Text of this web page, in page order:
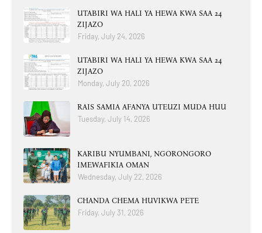
UTABIRI WA HALI YA HEWA KWA SAA 24
ZIJAZO
Friday, July 24, 2026
UTABIRI WA HALI YA HEWA KWA SAA 24
ZIJAZO
Monday, July 20, 2026
RAIS SAMIA AFANYA UTEUZI MUDA HUU
Tuesday, July 14, 2026
KARIBU NYUMBANI, NGORONGORO
IMEWAFIKIA OMAN
Wednesday, July 22, 2026
CHANDA CHEMA HUVIKWA PETE
Friday, July 31, 2026